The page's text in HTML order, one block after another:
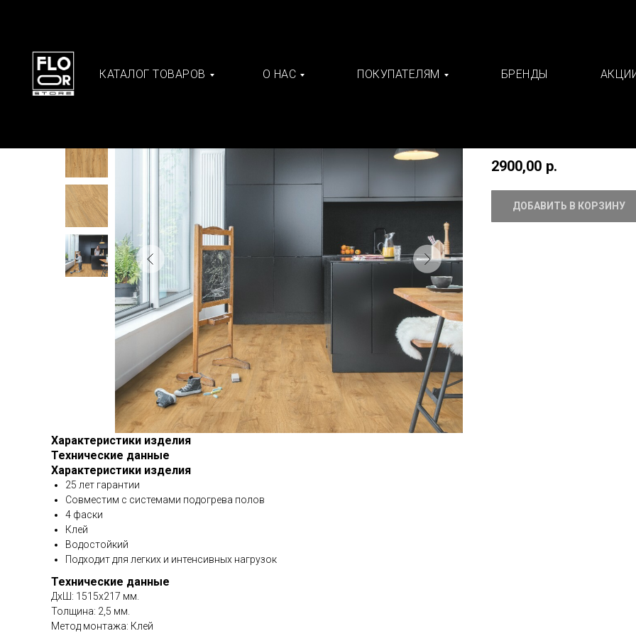
КАТАЛОГ ТОВАРОВ О НАС ПОКУПАТЕЛЯМ БРЕНДЫ
2900,00 р.
ДОБАВИТЬ В КОРЗИНУ
Характеристики изделия
Технические данные
Характеристики изделия
25 лет гарантии
Совместим с системами подогрева полов
4 фаски
Клей
Водостойкий
Подходит для легких и интенсивных нагрузок
Технические данные
ДхШ: 1515х217 мм.
Толщина: 2,5 мм.
Метод монтажа: Клей